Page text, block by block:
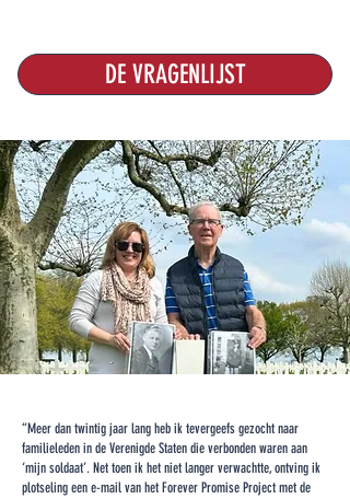
Romanus
Lieutenant
Forrest William Abell Private
Alex Miller Abercrombie
Technician
Class
DE VRAGENLIJST
“Meer dan twintig jaar lang heb ik tevergeefs gezocht naar
familieleden in de Verenigde Staten die verbonden waren aan
‘mijn soldaat’. Net toen ik het niet langer verwachtte, ontving ik
plotseling een e-mail van het Forever Promise Project met de